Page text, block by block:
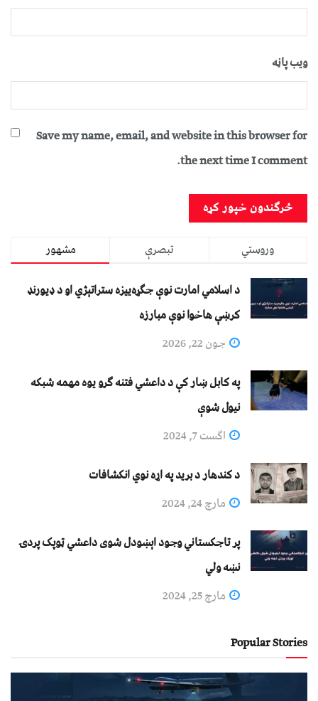
ویب پاڼه
Save my name, email, and website in this browser for
the next time I comment.
مشهور تبصرې
وروستي
د اسلامي امارت نوې جګړه‌ییزه ستراتېژي او د ډیورنډ
کرښې هاخوا نوې مبارزه
جون 22, 2026
په کابل ښار کې د داعشي فتنه ګرو يوه مهمه شبکه
نيول شوې
اگست 7, 2024
د کندهار د برید په اړه نوي انکشافات
مارچ 24, 2024
پر تاجکستاني وجود اېښودل شوی داعشي ټوپک پردۍ
نښه ولي
مارچ 25, 2024
Popular Stories